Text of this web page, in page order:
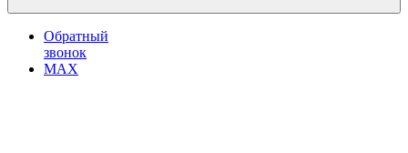
Обратный
звонок
MAX